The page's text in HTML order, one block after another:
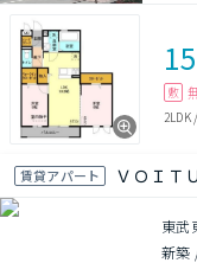
敷
2LDK
賃貸アパート ＶＯＩＴ
東武
新築